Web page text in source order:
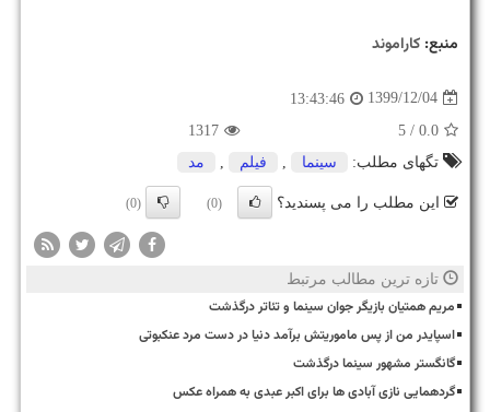
منبع: كاراموند
1399/12/04
13:43:46
0.0
/ 5
1317
تگهای مطلب:
سینما , فیلم , مد
این مطلب را می پسندید؟ (0)
(0)
تازه ترین مطالب مرتبط
مریم همتیان بازیگر جوان سینما و تئاتر درگذشت
اسپایدر من از پس ماموریتش برآمد دنیا در دست مرد عنکبوتی
گانگستر مشهور سینما درگذشت
گردهمایی نازی آبادی ها برای اکبر عبدی به همراه عکس